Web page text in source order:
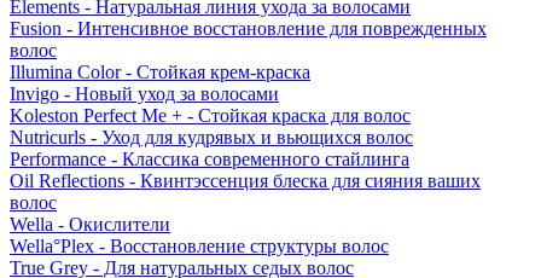
Elements - Натуральная линия ухода за волосами
Fusion - Интенсивное восстановление для поврежденных
волос
Illumina Color - Стойкая крем-краска
Invigo - Новый уход за волосами
Koleston Perfect Me + - Стойкая краска для волос
Nutricurls - Уход для кудрявых и вьющихся волос
Performance - Классика современного стайлинга
Oil Reflections - Квинтэссенция блеска для сияния ваших
волос
Wella - Окислители
Wella°Plex - Восстановление структуры волос
True Grey - Для натуральных седых волос